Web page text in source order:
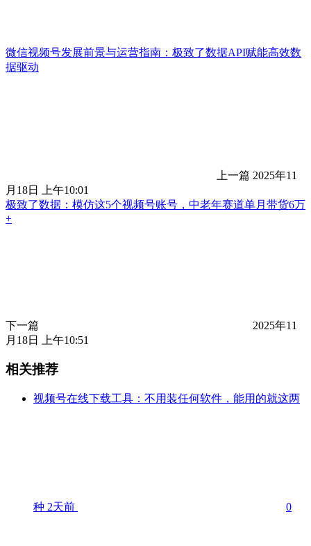
微信视频号发展前景与运营指南：极致了数据API赋能高效数
据驱动
上一篇 2025年11
月18日 上午10:01
极致了数据：模仿这5个视频号账号，中老年赛道单月带货6万
+
下一篇
2025年11
月18日 上午10:51
相关推荐
视频号在线下载工具：不用装任何软件，能用的就这两
种 2天前 0